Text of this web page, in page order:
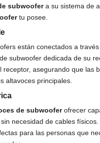
subwoofera su sistema de
tu posee.
están conectados a
subwoofer dedicada de su
receptor, asegurando que las
altavoces principales.
de subwooferofrecer
necesidad de cables físicos.
para las personas que